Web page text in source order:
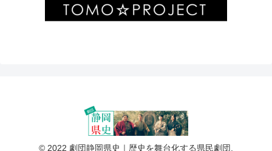
© 2022 劇団静岡県史｜歴史を舞台化する県民劇団.